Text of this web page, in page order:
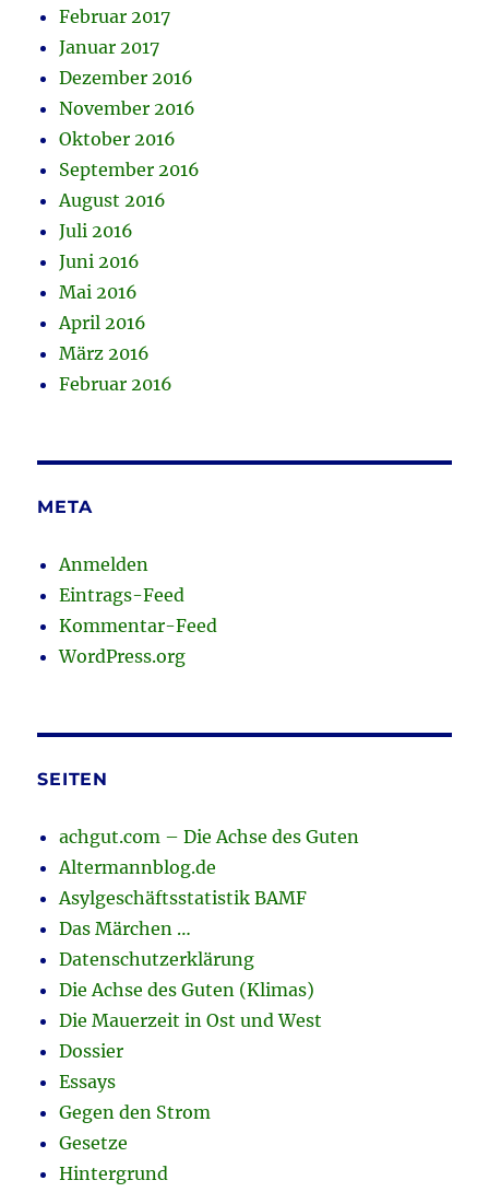
Februar 2017
Januar 2017
Dezember 2016
November 2016
Oktober 2016
September 2016
August 2016
Juli 2016
Juni 2016
Mai 2016
April 2016
März 2016
Februar 2016
META
Anmelden
Eintrags-Feed
Kommentar-Feed
WordPress.org
SEITEN
achgut.com – Die Achse des Guten
Altermannblog.de
Asylgeschäftsstatistik BAMF
Das Märchen …
Datenschutzerklärung
Die Achse des Guten (Klimas)
Die Mauerzeit in Ost und West
Dossier
Essays
Gegen den Strom
Gesetze
Hintergrund